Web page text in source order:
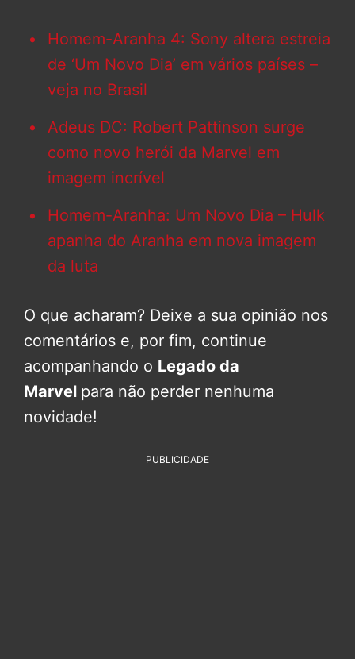
Homem-Aranha 4: Sony altera estreia
de ‘Um Novo Dia’ em vários países –
veja no Brasil
Adeus DC: Robert Pattinson surge
como novo herói da Marvel em
imagem incrível
Homem-Aranha: Um Novo Dia – Hulk
apanha do Aranha em nova imagem
da luta
O que acharam? Deixe a sua opinião nos
comentários e, por fim, continue
acompanhando o Legado da
Marvel para não perder nenhuma
novidade!
PUBLICIDADE